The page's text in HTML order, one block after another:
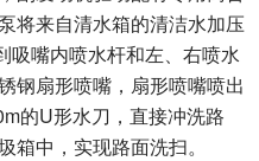
将来自清水箱的清洁水加压
吸嘴内喷水杆和左、右喷水
钢扇形喷嘴，扇形喷嘴喷出
的U形水刀，直接冲洗路
箱中，实现路面洗扫。